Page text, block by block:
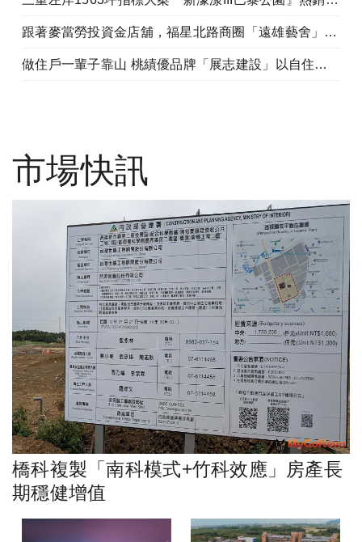
跟著麥當勞投資金店舖，福星北路商圈「遠雄藝舍」金店炙手可熱
做住戶一輩子靠山 桃績優品牌「展志建設」以自住心蓋房
市場快訊
橋科複製「南科模式+竹科效應」房產長
期穩健增值